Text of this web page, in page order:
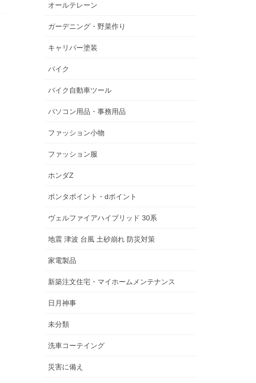
オールテレーン
ガーデニング・野菜作り
キャリパー塗装
バイク
バイク自動車ツール
パソコン用品・事務用品
ファッション小物
ファッション服
ホンダZ
ポンタポイント・dポイント
ヴェルファイアハイブリッド 30系
地震 津波 台風 土砂崩れ 防災対策
家電製品
新築注文住宅・マイホームメンテナンス
日月神事
未分類
洗車コーテイング
災害に備え